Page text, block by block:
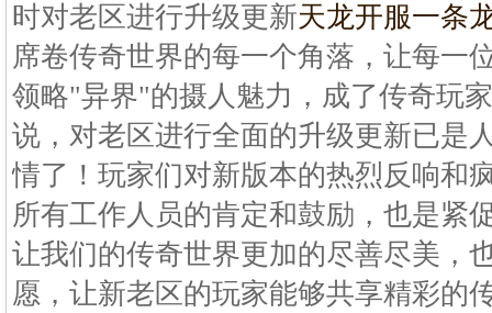
时对老区进行升级更新天龙开服一条
席卷传奇世界的每一个角落，让每一
领略"异界"的摄人魅力，成了传奇玩
说，对老区进行全面的升级更新已是
情了！玩家们对新版本的热烈反响和
所有工作人员的肯定和鼓励，也是紧
让我们的传奇世界更加的尽善尽美，
愿，让新老区的玩家能够共享精彩的